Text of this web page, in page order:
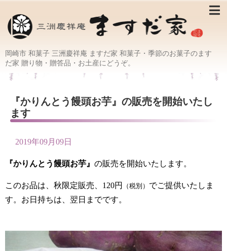
岡崎市 和菓子 三洲慶祥庵 ますだ家 和菓子・季節のお菓子のます
だ家 贈り物・贈答品・お土産にどうぞ。
『かりんとう饅頭お芋』の販売を開始いたし
ます
2019年09月09日
『かりんとう饅頭お芋』 の販売を開始いたします。
このお品は、秋限定販売、120円 （税別） でご提供いたしま
す。お日持ちは、翌日までです。